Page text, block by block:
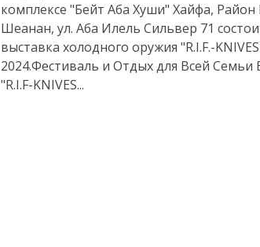
комплексе "Бейт Аба Хуши" Хайфа, Район
Шеанан, ул. Аба Илель Сильвер 71
выставка холодного оружия "R.I.F.-
2024.Фестиваль и Отдых для Всей Семьи
"R.I.F-KNIVES...